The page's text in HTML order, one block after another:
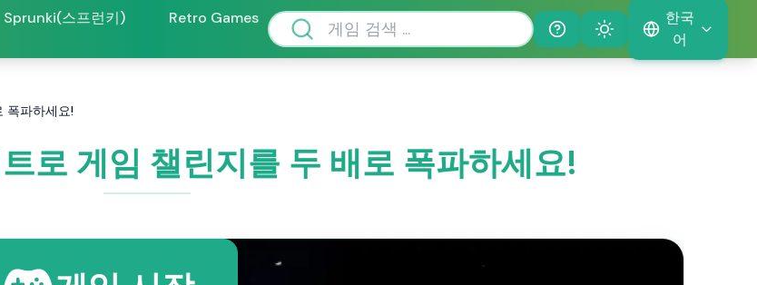
Sprunki(스프런키)
Retro Games
Help
Theme
한국
어
폭파하세요!
로 게임 챌린지를 두 배로 폭파하세요!